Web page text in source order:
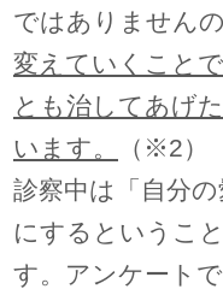
ではありません
変えていくこと
とも治してあげ
います。
（※2）
診察中は「自分
にするというこ
す。アンケート